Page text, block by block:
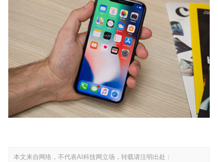
本文来自网络，不代表AI科技网立场，转载请注明出处：